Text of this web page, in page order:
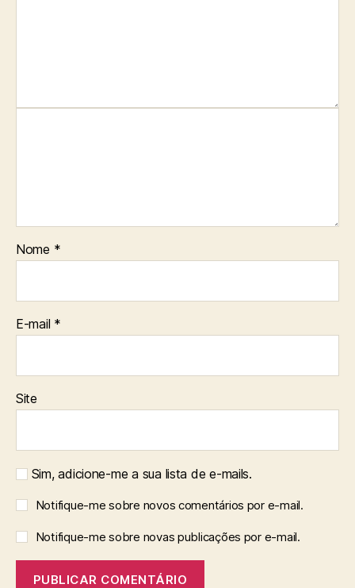
Nome *
E-mail *
Site
Sim, adicione-me a sua lista de e-mails.
Notifique-me sobre novos comentários por e-mail.
Notifique-me sobre novas publicações por e-mail.